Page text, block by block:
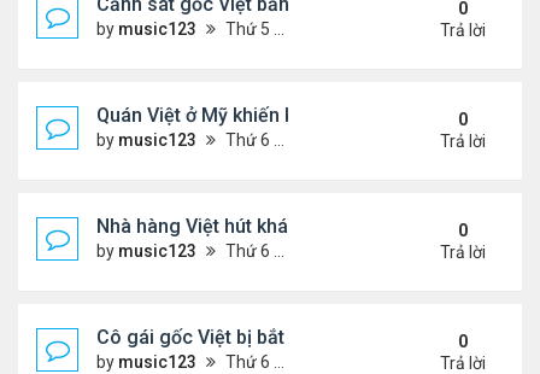
by music123 Thứ 5 Tháng 11 13, 2025 2:21 pm
0
Trả lời
Quán Việt ở Mỹ khiến khách đặt hàng trước cả
by music123 Thứ 6 Tháng 11 07, 2025 7:42 pm
0
Trả lời
Nhà hàng Việt hút khách ở Đức
by music123 Thứ 6 Tháng 11 07, 2025 7:38 pm
0
Trả lời
Cô gái gốc Việt bị bắt sau vụ xả súng ..
by music123 Thứ 6 Tháng 11 07, 2025 7:33 pm
0
Trả lời